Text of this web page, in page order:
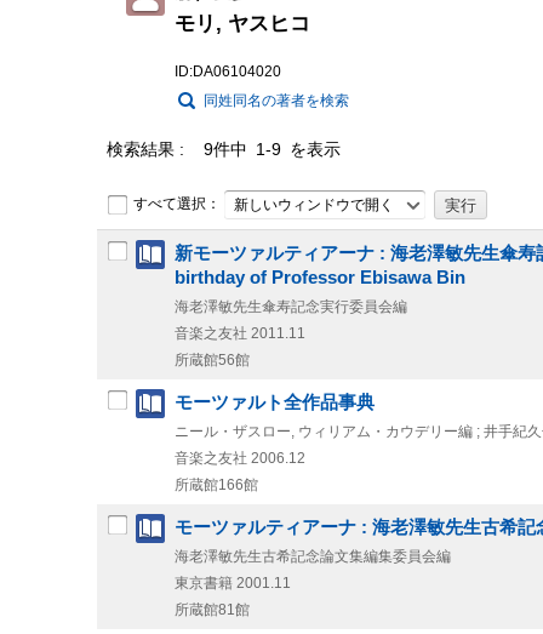
モリ, ヤスヒコ
ID:DA06104020
同姓同名の著者を検索
検索結果 9件中 1-9 を表示
すべて選択： 新しいウィンドウで開く
新モーツァルティアーナ : 海老澤敏先生傘
birthday of Professor Ebisawa Bin
海老澤敏先生傘寿記念実行委員会編
音楽之友社 2011.11
所蔵館56館
モーツァルト全作品事典
ニール・ザスロー, ウィリアム・カウデリー編 ; 井手紀
音楽之友社 2006.12
所蔵館166館
モーツァルティアーナ : 海老澤敏先生古希記
海老澤敏先生古希記念論文集編集委員会編
東京書籍 2001.11
所蔵館81館